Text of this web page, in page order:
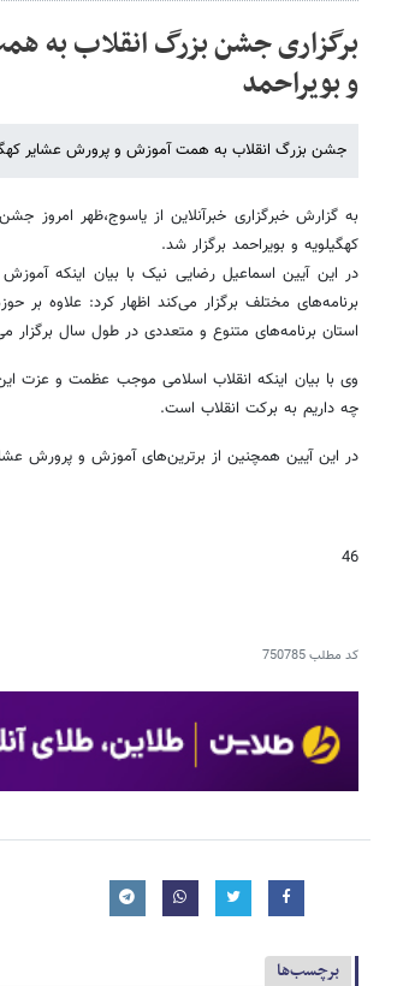
برگزاری جشن بزرگ انقلاب به
و بویراحمد
جشن بزرگ انقلاب به همت آموزش و پرورش عشایر
به گزارش خبرگزاری خبرآنلاین از یاسوج،ظهر
کهگیلویه و بویراحمد برگزار شد.
در این آیین اسماعیل رضایی نیک با بیان اینکه
برنامه‌های مختلف برگزار می‌کند اظهار کرد: علاوه
استان برنامه‌های متنوع و متعددی در طول سال برگزار
وی با بیان اینکه انقلاب اسلامی موجب عظمت و عزت
چه داریم به برکت انقلاب است.
در این آیین همچنین از برترین‌های آموزش و پرورش
46
کد مطلب750785
برچسب‌ها